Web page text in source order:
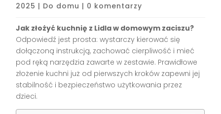
2025 | Do domu | 0 komentarzy
Jak złożyć kuchnię z Lidla w domowym zaciszu?
Odpowiedź jest prosta: wystarczy kierować się
dołączoną instrukcją, zachować cierpliwość i mieć
pod ręką narzędzia zawarte w zestawie. Prawidłowe
złożenie kuchni już od pierwszych kroków zapewni jej
stabilność i bezpieczeństwo użytkowania przez
dzieci.